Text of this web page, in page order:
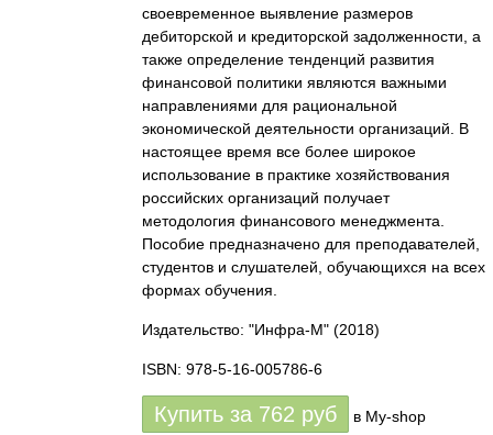
своевременное выявление размеров
дебиторской и кредиторской задолженности, а
также определение тенденций развития
финансовой политики являются важными
направлениями для рациональной
экономической деятельности организаций. В
настоящее время все более широкое
использование в практике хозяйствования
российских организаций получает
методология финансового менеджмента.
Пособие предназначено для преподавателей,
студентов и слушателей, обучающихся на всех
формах обучения.
Издательство: "Инфра-М" (2018)
ISBN: 978-5-16-005786-6
Купить за 762 руб в My-shop